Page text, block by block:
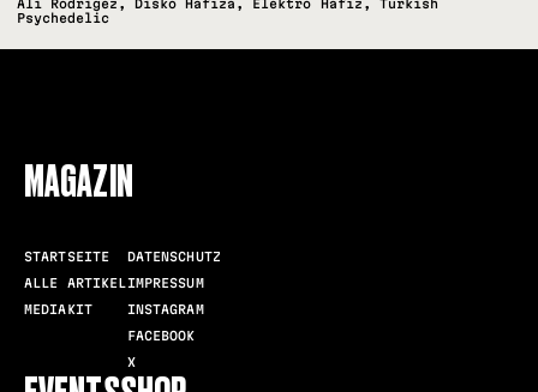
Ali Rodrigez , Disko Hafıza , Elektro Hafız , Turkish
Psychedelic
MAGAZIN
STARTSEITE
ALLE ARTIKEL
MEDIAKIT
DATENSCHUTZ
IMPRESSUM
INSTAGRAM
FACEBOOK
X